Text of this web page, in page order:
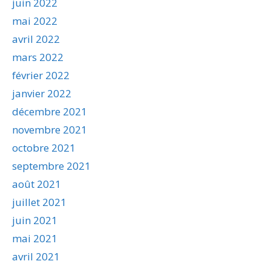
mai 2022
avril 2022
mars 2022
février 2022
janvier 2022
décembre 2021
novembre 2021
octobre 2021
septembre 2021
août 2021
juillet 2021
juin 2021
mai 2021
avril 2021